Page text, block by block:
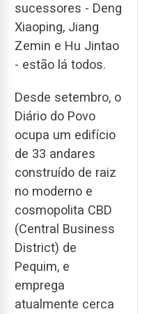
sucessores - Deng
Xiaoping, Jiang
Zemin e Hu Jintao
- estão lá todos.
Desde setembro, o
Diário do Povo
ocupa um edifício
de 33 andares
construído de raiz
no moderno e
cosmopolita CBD
(Central Business
District) de
Pequim, e
emprega
atualmente cerca